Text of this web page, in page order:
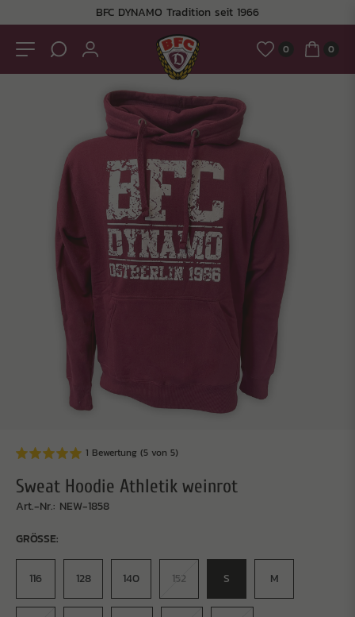
BFC DYNAMO Tradition seit 1966
0 0
1 Bewertung (5 von 5)
Sweat Hoodie Athletik weinrot
Art.-Nr.: NEW-1858
GRÖSSE:
116 128 140 152 S M